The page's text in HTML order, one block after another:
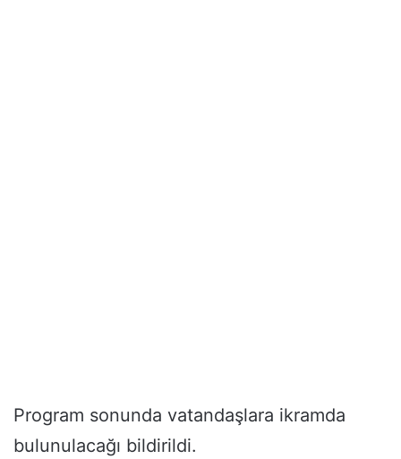
Program sonunda vatandaşlara ikramda
bulunulacağı bildirildi.